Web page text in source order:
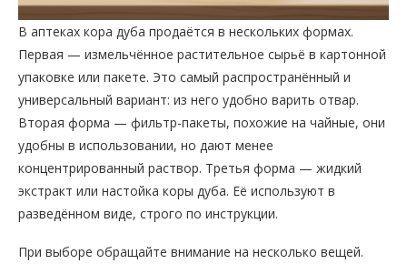
В аптеках кора дуба продаётся в нескольких формах.
Первая — измельчённое растительное сырьё в картонной
упаковке или пакете. Это самый распространённый и
универсальный вариант: из него удобно варить отвар.
Вторая форма — фильтр-пакеты, похожие на чайные, они
удобны в использовании, но дают менее
концентрированный раствор. Третья форма — жидкий
экстракт или настойка коры дуба. Её используют в
разведённом виде, строго по инструкции.
При выборе обращайте внимание на несколько вещей.